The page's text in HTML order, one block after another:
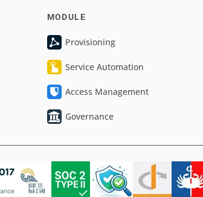
MODULE
Provisioning
Service Automation
Access Management
Governance